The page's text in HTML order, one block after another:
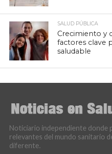
SALUD PÚBLICA
Crecimiento y
factores clave
saludable
Noticiario independiente donde
relevantes del mundo sanitario
diferente.